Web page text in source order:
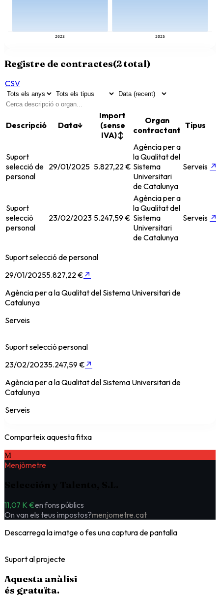
2023 2025
Registre de contractes(2total)
CSV
Descripció Data↓
Import
(sense
IVA)↕
Organ
contractant Tipus
Suport
selecció de
personal
29/01/2025 5.827,22 €
Agència per a
la Qualitat del
Sistema
Universitari
de Catalunya
Serveis ↗
Suport
selecció
personal
23/02/2023 5.247,59 €
Agència per a
la Qualitat del
Sistema
Universitari
de Catalunya
Serveis ↗
Suport selecció de personal
29/01/20255.827,22 € ↗
Agència per a la Qualitat del Sistema Universitari de
Catalunya
Serveis
Suport selecció personal
23/02/20235.247,59 € ↗
Agència per a la Qualitat del Sistema Universitari de
Catalunya
Serveis
Comparteix aquesta fitxa
M
Menjòmetre
11,07 K €en fons públics
On van els teus impostos?menjometre.cat
Descarrega la imatge o fes una captura de pantalla
Suport al projecte
Aquesta anàlisi
és gratuïta.